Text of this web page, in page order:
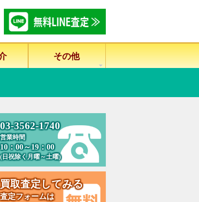
その他
03-3562-1740
営業時間
10：00～19：00
(日祝除く月曜～土曜)
買取査定してみる
査定フォームは